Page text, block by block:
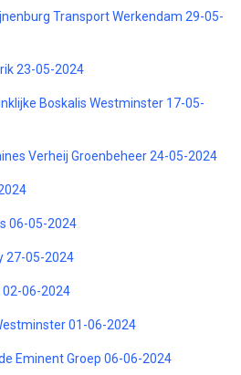
Transport Werkendam 29-05-
23-05-2024
Boskalis Westminster 17-05-
Verheij Groenbeheer 24-05-2024
06-05-2024
27-05-2024
02-06-2024
01-06-2024
Eminent Groep 06-06-2024